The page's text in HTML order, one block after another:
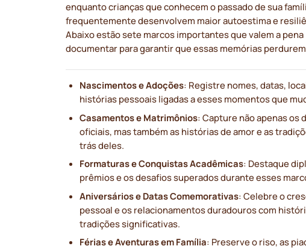
enquanto crianças que conhecem o passado de sua
frequentemente desenvolvem maior autoestima e
Abaixo estão sete marcos importantes que valem a pena
documentar para garantir que essas memórias
Nascimentos e Adoções: Registre nomes, datas,
histórias pessoais ligadas a esses momentos que
Casamentos e Matrimônios: Capture não apenas os
oficiais, mas também as histórias de amor e as
trás deles.
Formaturas e Conquistas Acadêmicas: Destaque
prêmios e os desafios superados durante esses
Aniversários e Datas Comemorativas: Celebre o
pessoal e os relacionamentos duradouros com
tradições significativas.
Férias e Aventuras em Família: Preserve o riso, as